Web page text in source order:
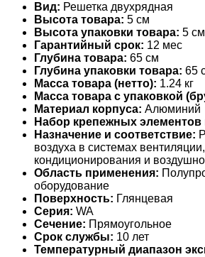
Вид: Решетка двухрядная
Высота товара: 5 см
Высота упаковки товара: 5 см
Гарантийный срок: 12 мес
Глубина товара: 65 см
Глубина упаковки товара: 65
Масса товара (нетто): 1.24 кг
Масса товара с упаковкой
Материал корпуса: Алюминий
Набор крепежных элементов
Назначение и соответствие:
воздуха в системах вентиляции,
кондиционирования и
Область применения:
оборудование
Поверхность: Глянцевая
Серия: WA
Сечение: Прямоугольное
Срок службы: 10 лет
Температурный диапазон